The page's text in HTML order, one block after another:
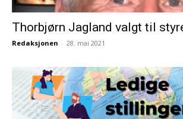
Thorbjørn Jagland valgt til
Redaksjonen - 28. mai 2021